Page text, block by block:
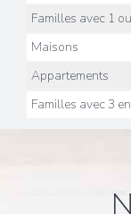
Familles avec 1
Maisons
Appartements
Familles avec 3